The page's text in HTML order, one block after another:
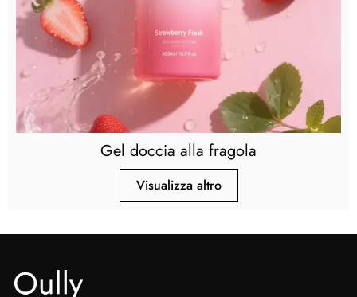
Gel doccia alla fragola
Visualizza altro